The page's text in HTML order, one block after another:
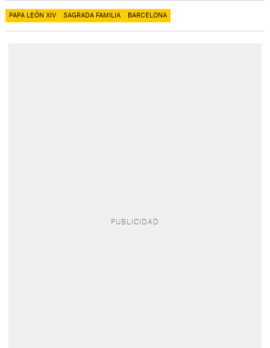
PAPA LEÓN XIV SAGRADA FAMILIA BARCELONA